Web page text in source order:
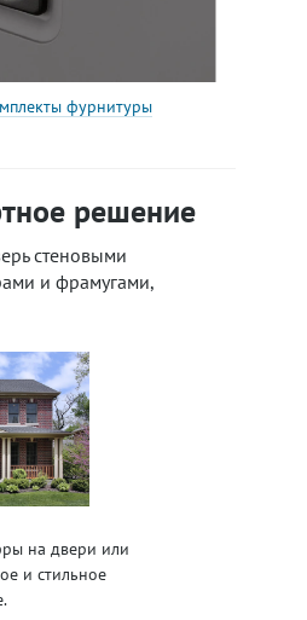
фурнитуры
решение
стеновыми
и фрамугами,
на двери или
и стильное